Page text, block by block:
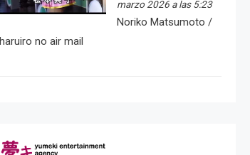
marzo 2026 a las 5:23
Noriko Matsumoto /
haruiro no air mail